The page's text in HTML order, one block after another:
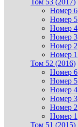
Номер 6
Номер 5
Номер 4
Номер 3
Номер 2
Номер 1
Том 52 (2016)
Номер 6
Номер 5
Номер 4
Номер 3
Номер 2
Номер 1
Том 51 (2015)